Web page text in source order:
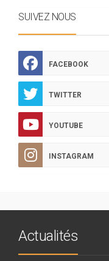
SUIVEZ NOUS
FACEBOOK
TWITTER
YOUTUBE
INSTAGRAM
Actualités